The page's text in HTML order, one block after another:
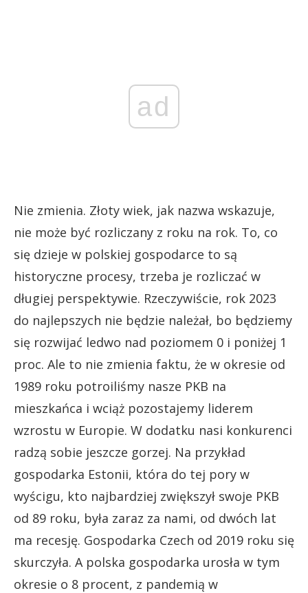
ad
Nie zmienia. Złoty wiek, jak nazwa wskazuje,
nie może być rozliczany z roku na rok. To, co
się dzieje w polskiej gospodarce to są
historyczne procesy, trzeba je rozliczać w
długiej perspektywie. Rzeczywiście, rok 2023
do najlepszych nie będzie należał, bo będziemy
się rozwijać ledwo nad poziomem 0 i poniżej 1
proc. Ale to nie zmienia faktu, że w okresie od
1989 roku potroiliśmy nasze PKB na
mieszkańca i wciąż pozostajemy liderem
wzrostu w Europie. W dodatku nasi konkurenci
radzą sobie jeszcze gorzej. Na przykład
gospodarka Estonii, która do tej pory w
wyścigu, kto najbardziej zwiększył swoje PKB
od 89 roku, była zaraz za nami, od dwóch lat
ma recesję. Gospodarka Czech od 2019 roku się
skurczyła. A polska gospodarka urosła w tym
okresie o 8 procent, z pandemią w